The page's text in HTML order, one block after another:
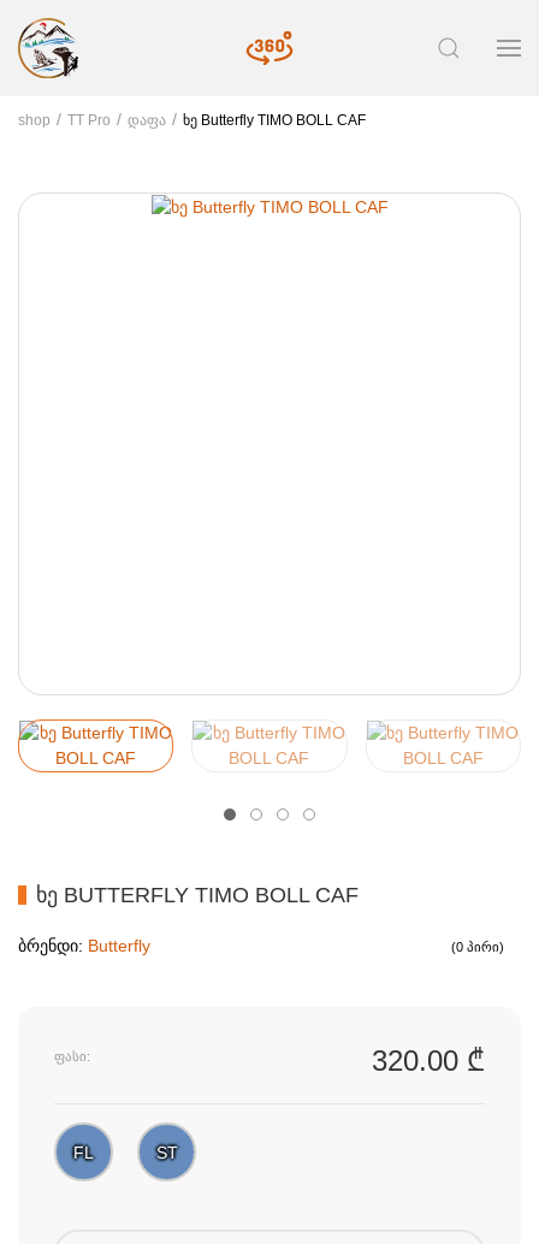
shop TT Pro დაფა ხე Butterfly TIMO BOLL CAF
ᲮᲔ BUTTERFLY TIMO BOLL CAF
ბრენდი: Butterfly (0 პირი)
ფასი: 320.00 ₾
FL ST